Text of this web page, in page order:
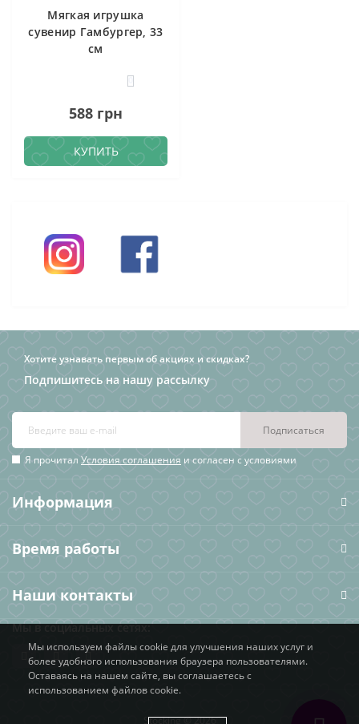
Мягкая игрушка
сувенир Гамбургер, 33
см
0
588 грн
КУПИТЬ
Хотите узнавать первым об акциях и скидках?
Подпишитесь на нашу рассылку
Подписаться
Я прочитал Условия соглашения и согласен с условиями
Информация
Время работы
Наши контакты
Мы в социальных сетях:
Stocking © 2026
Мы используем файлы cookie для улучшения наших услуг и
более удобного использования браузера пользователями.
Оставаясь на нашем сайте, вы соглашаетесь с
использованием файлов cookie.